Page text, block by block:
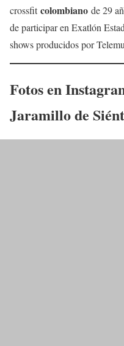
crossfitcolombiano de 29
de participar en Exatlón
shows producidos por
Fotos en
Jaramillode